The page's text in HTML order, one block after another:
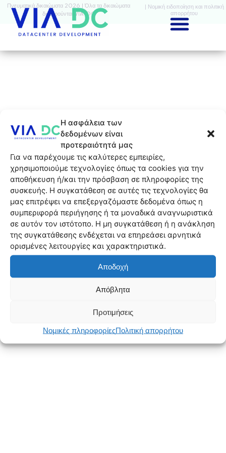
Η ασφάλεια των
δεδομένων είναι
προτεραιότητά μας
Για να παρέχουμε τις καλύτερες εμπειρίες,
χρησιμοποιούμε τεχνολογίες όπως τα cookies για την
αποθήκευση ή/και την πρόσβαση σε πληροφορίες της
συσκευής. Η συγκατάθεση σε αυτές τις τεχνολογίες θα
μας επιτρέψει να επεξεργαζόμαστε δεδομένα όπως η
συμπεριφορά περιήγησης ή τα μοναδικά αναγνωριστικά
σε αυτόν τον ιστότοπο. Η μη συγκατάθεση ή η ανάκληση
της συγκατάθεσης ενδέχεται να επηρεάσει αρνητικά
ορισμένες λειτουργίες και χαρακτηριστικά.
Αποδοχή
Απόβλητα
Προτιμήσεις
Νομικές πληροφορίεςΠολιτική απορρήτου
Πνευματικά δικαιώματα 2026 | Όλα τα δικαιώματα
διατηρούνται VIA-DC
| Νομική ειδοποίηση και πολιτική
απορρήτου